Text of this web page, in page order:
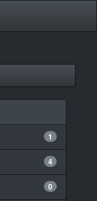
1
4
0